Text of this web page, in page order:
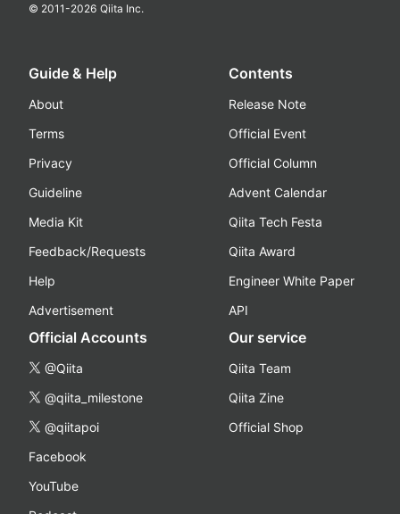
© 2011-2026 Qiita Inc.
Guide & Help
About
Terms
Privacy
Guideline
Media Kit
Feedback/Requests
Help
Advertisement
Contents
Release Note
Official Event
Official Column
Advent Calendar
Qiita Tech Festa
Qiita Award
Engineer White Paper
API
Official Accounts
@Qiita
@qiita_milestone
@qiitapoi
Facebook
YouTube
Our service
Qiita Team
Qiita Zine
Official Shop